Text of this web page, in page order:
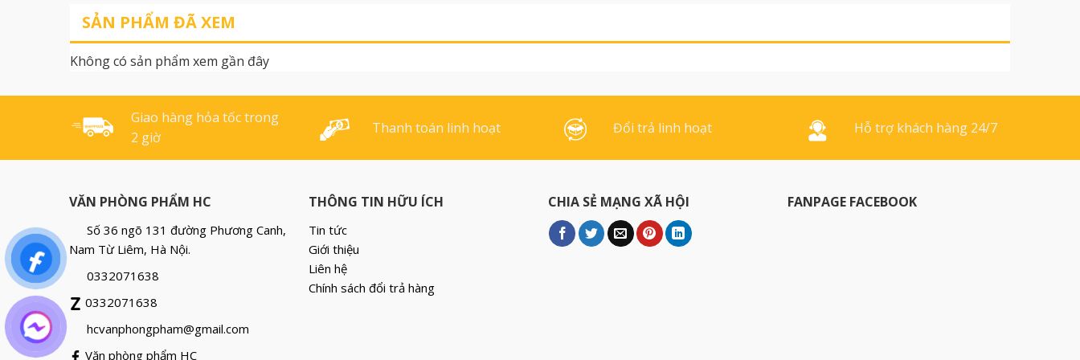
tuột khi viết thường xuyên.
Cơ chế bấm nằm gọn dưới
giắt bút, giúp thuận tay khi
sử dụng. Độ dài viết được:
cầm, mực ra đều Thân nhựa
, mầu nhã nhặn [...]
người sử dụng, đặc biệt là
SẢN PHẨM ĐÃ XEM
Không có sản phẩm xem gần đây
Giao hàng hỏa tốc trong
2 giờ
Thanh toán linh hoạt Đổi trả linh hoạt Hỗ trợ khách hàng 24/7
VĂN PHÒNG PHẨM HC
Số 36 ngõ 131 đường Phương Canh,
Nam Từ Liêm, Hà Nội.
0332071638
0332071638
hcvanphongpham@gmail.com
Văn phòng phẩm HC
THÔNG TIN HỮU ÍCH
Tin tức
Giới thiệu
Liên hệ
Chính sách đổi trả hàng
CHIA SẺ MẠNG XÃ HỘI FANPAGE FACEBOOK